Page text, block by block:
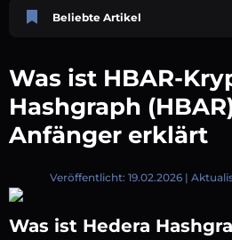
Beliebte Artikel
12. Juni 2026
XRP (XRP) Kursprognose 2025, 2026,
30. Juni 2025
So nutzen Sie das AEXchanger-
14. Juni 2026
Market Overview
Was ist HBAR-Krypto? Hedera Hashgraph
Was ist HBAR-
Hashgraph
Anfänger erklärt
Veröffentlicht: 19.02.2026 |
Was ist Hedera